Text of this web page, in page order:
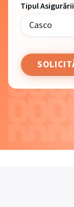
Tipul Asigurării